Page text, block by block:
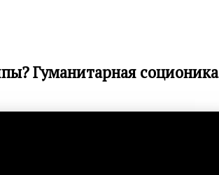
Гуманитарная соционика